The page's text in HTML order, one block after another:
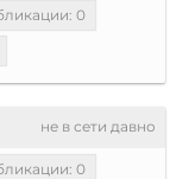
0
не в сети давно
0